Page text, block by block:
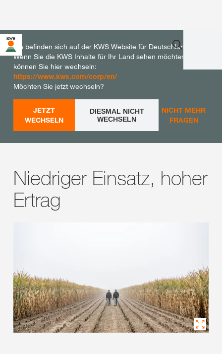
Sie befinden sich auf der KWS Website für Deutschland.
Wenn Sie die KWS Inhalte für Ihr Land sehen möchten,
können Sie hier wechseln:
https://www.kws.com/corp/en/
Möchten Sie jetzt wechseln?
JETZT
WECHSELN
DIESMAL NICHT
WECHSELN
NICHT MEHR
FRAGEN
Niedriger Einsatz, hoher
Ertrag